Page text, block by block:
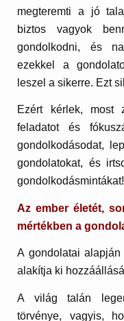
megteremti a jó
biztos vagyok
gondolkodni, és
ezekkel a
leszel a sikerre. Ezt
Ezért kérlek, most
feladatot és
gondolkodásodat,
gondolatokat, és
gondolkodásmintákat!
Az ember életét,
mértékben a
A gondolatai alapján
alakítja ki
A világ talán
törvénye, vagyis,